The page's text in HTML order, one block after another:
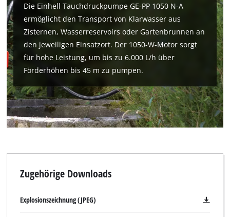
the site with their CMP to add this content
to the list of technologies used.
Powered by
Usercentrics Consent
Die Einhell Tauchdruckpumpe GE-PP 1050 N-A
ermöglicht den Transport von Klarwasser aus
Zisternen, Wasserreservoirs oder Gartenbrunnen an
den jeweiligen Einsatzort. Der 1050-W-Motor sorgt
für hohe Leistung, um bis zu 6.000 L/h über
Förderhöhen bis 45 m zu pumpen.
Zugehörige Downloads
Explosionszeichnung (JPEG)